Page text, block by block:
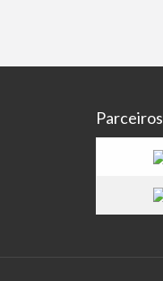
Parceiros